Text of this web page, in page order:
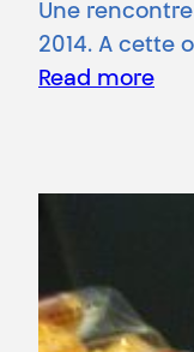
Une
2014. A cette
Read more